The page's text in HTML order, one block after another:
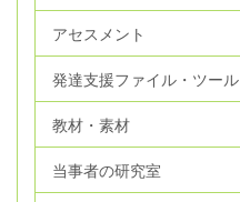
アセスメント
発達支援ファイル・ツール
教材・素材
当事者の研究室